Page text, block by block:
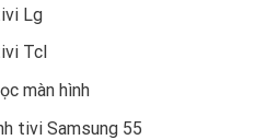
Lg
Tcl
màn hình
tivi Samsung 55